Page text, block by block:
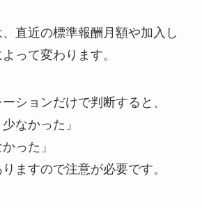
直近の標準報酬月額や加入し
って変わります。
ションだけで判断すると、
なかった」
った」
ますので注意が必要です。